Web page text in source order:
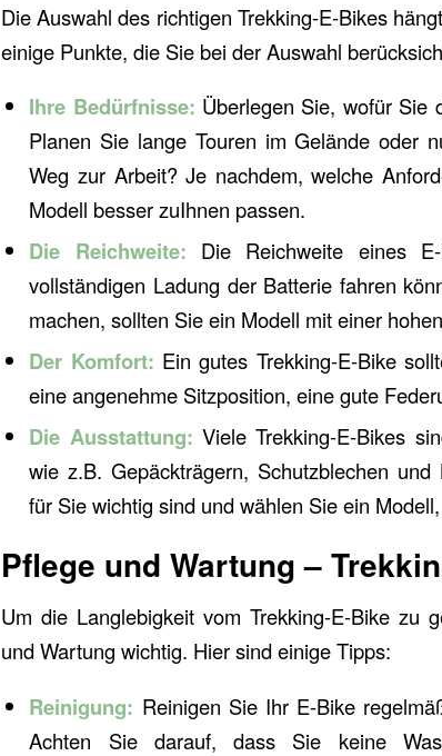
Die Auswahl des richtigen Trekking-E-Bikes
einige Punkte, die Sie bei der Auswahl
Ihre Bedürfnisse: Überlegen Sie, wofür Sie
Planen Sie lange Touren im Gelände oder
Weg zur Arbeit? Je nachdem, welche
Modell besser zuIhnen passen.
Die Reichweite: Die Reichweite eines
vollständigen Ladung der Batterie fahren
machen, sollten Sie ein Modell mit einer
Der Komfort: Ein gutes Trekking-E-Bike
eine angenehme Sitzposition, eine gute
Die Ausstattung: Viele Trekking-E-Bikes
wie z.B. Gepäckträgern, Schutzblechen
für Sie wichtig sind und wählen Sie ein
Pflege und Wartung –
Um die Langlebigkeit vom Trekking-E-Bike zu
und Wartung wichtig. Hier sind einige Tipps:
Reinigung: Reinigen Sie Ihr E-Bike
Achten Sie darauf, dass Sie keine